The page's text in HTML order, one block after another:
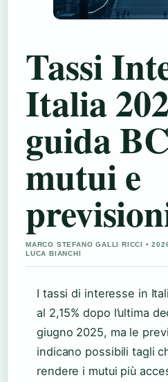
Tassi
Italia
guida
mutui e
MARCO STEFANO GALLI RICCI •
LUCA BIANCHI
I tassi di interesse in
al 2,15% dopo l’ultima
giugno 2025, ma le
indicano possibili tagli
rendere i mutui più